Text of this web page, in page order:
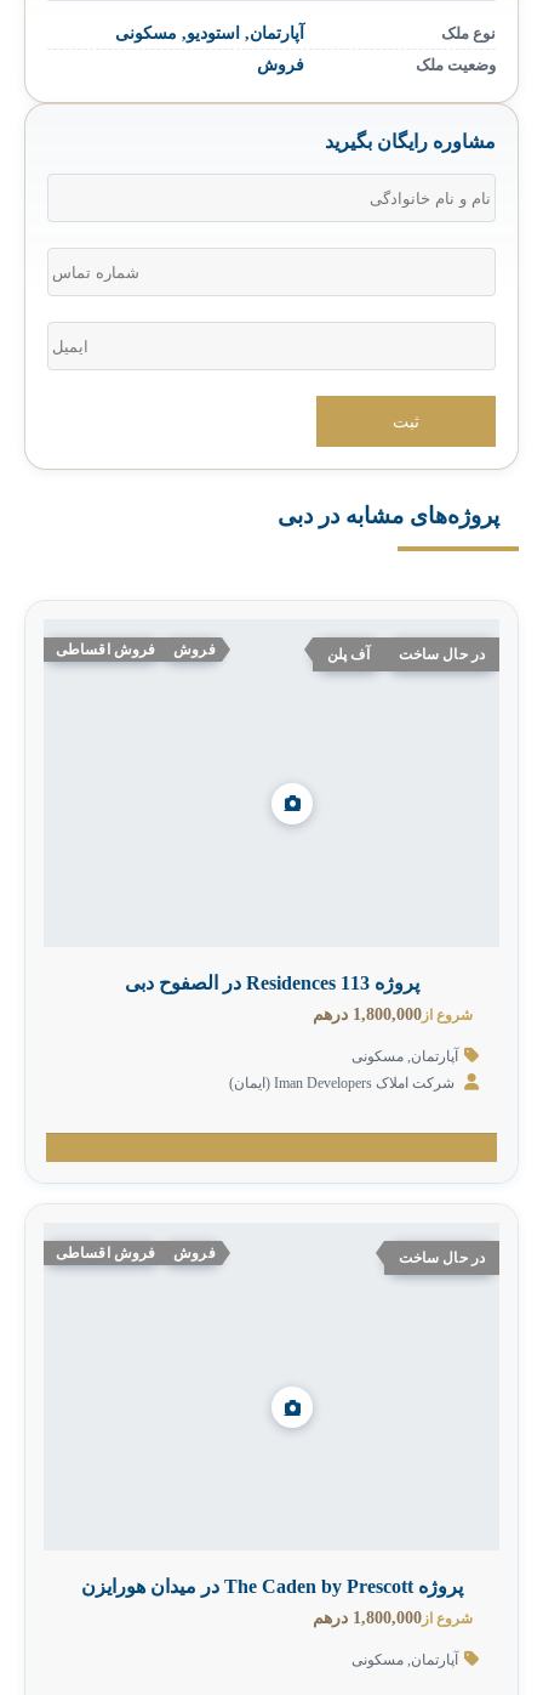
نوع ملک آپارتمان,استودیو,مسکونی
وضعیت ملک
فروش
مشاوره رایگان بگیرید
پروژه‌های مشابه در دبی
در حال ساخت آف پلن فروش فروش اقساطی
پروژه 113 Residences در الصفوح دبی
شروع از 1,800,000 درهم
آپارتمان,مسکونی
شرکت املاک Iman Developers‎ (ایمان)
در حال ساخت فروش فروش اقساطی
پروژه The Caden by Prescott در میدان هورایزن
شروع از 1,800,000 درهم
آپارتمان,مسکونی